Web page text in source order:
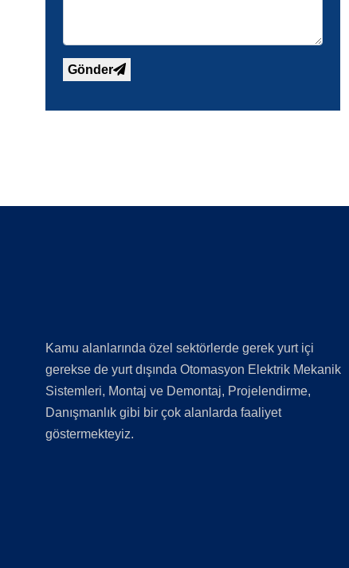
Gönder
Kamu alanlarında özel sektörlerde gerek yurt içi
gerekse de yurt dışında Otomasyon Elektrik Mekanik
Sistemleri, Montaj ve Demontaj, Projelendirme,
Danışmanlık gibi bir çok alanlarda faaliyet
göstermekteyiz.